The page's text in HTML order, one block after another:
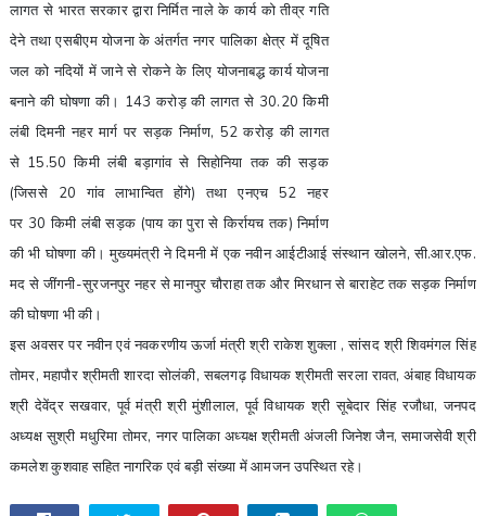
लागत से भारत सरकार द्वारानिर्मित नाले के कार्य को तीव्र गति
देने तथा एसबीएम योजना के अंतर्गत नगर पालिका क्षेत्र में दूषित
जल को नदियों में जाने से रोकने के लिए योजनाबद्ध कार्य योजना
बनाने की घोषणा की। 143 करोड़ की लागत से 30.20 किमी
लंबी दिमनी नहर मार्ग पर सड़क निर्माण, 52करोड़ की लागत
से 15.50 किमी लंबी बड़ागांव से सिहोनिया तक की सड़क
(जिससे 20 गांव लाभान्वित होंगे) तथा एनएच52 नहर
पर 30 किमी लंबी सड़क (पाय का पुरा से किर्रायच तक) निर्माण
की भी घोषणा की। मुख्यमंत्री ने दिमनी में एक नवीन आईटीआई संस्थान खोलने, सी.आर.एफ.
मद से जींगनी-सुरजनपुर नहर से मानपुर चौराहा तक और मिरधान से बाराहेट तक सड़क निर्माण
की घोषणा भी की।
इस अवसर पर नवीन एवं नवकरणीय ऊर्जा मंत्री श्री राकेश शुक्ला ,सांसद श्री शिवमंगल सिंह
तोमर,महापौर श्रीमती शारदा सोलंकी,सबलगढ़ विधायक श्रीमती सरला रावत,अंबाह विधायक
श्री देवेंद्र सखवार,पूर्व मंत्री श्री मुंशीलाल,पूर्व विधायक श्री सूबेदार सिंह रजौधा,जनपद
अध्यक्ष सुश्री मधुरिमा तोमर,नगर पालिका अध्यक्ष श्रीमती अंजली जिनेश जैन,समाजसेवी श्री
कमलेश कुशवाह सहित नागरिक एवं बड़ी संख्या में आमजन उपस्थित रहे।